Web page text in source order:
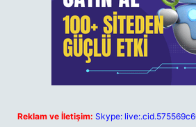
Reklam ve İletişim: Skype: